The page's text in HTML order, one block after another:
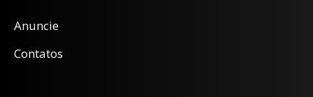
Anuncie
Contatos